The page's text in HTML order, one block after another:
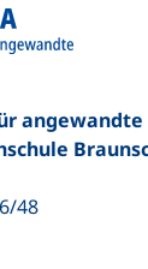
angewandte
48
Link, öffnet